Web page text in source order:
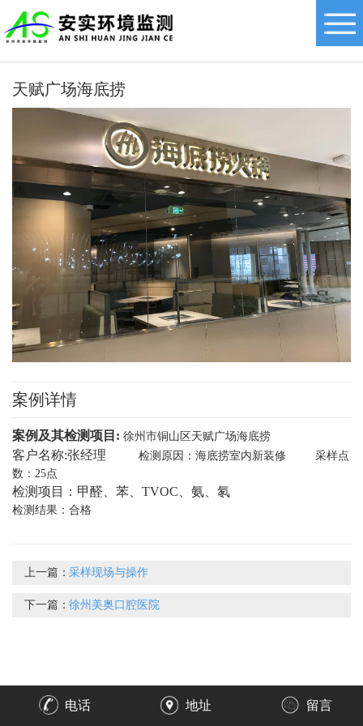
天赋广场海底捞
案例详情
案例及其检测项目: 徐州市铜山区天赋广场海底捞
客户名称:张经理 检测原因：海底捞室内新装修 采样点
数：25点
检测项目：甲醛、苯、TVOC、氨、氡
检测结果：合格
上一篇：采样现场与操作
下一篇：徐州美奥口腔医院
电话 地址 留言